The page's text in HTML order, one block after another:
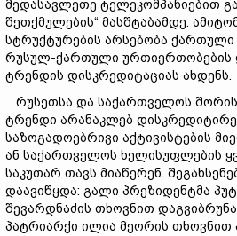
მედასავლეთე ტელეკომპანიებით
შეთქმულების“ მასშტაბამდე.
სტრუქტურების არსებობა
რუსულ-ქართული ურთიერთობების
ტრენდის დისკრედიტაციას ახდენს.
რუსეთსა და საქართველოს
ტრენდი არანაკლებ
საზოგადოებრივი აქტივისტების
ან საქართველოს ხელისუფლების
საკუთარ თავს მიაწერენ.
დაავიწყდა: გალი პრეზიდენტმა
შევარდნაძის თხოვნით
პატრიარქი ილია მეორის თხოვნით